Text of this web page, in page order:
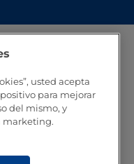
usted acepta
para mejorar
del mismo, y
marketing.